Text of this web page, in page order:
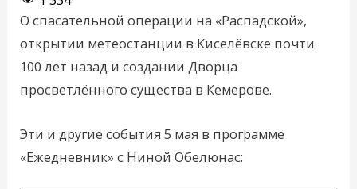
О спасательной операции на «Распадской»,
открытии метеостанции в Киселёвске почти
100 лет назад и создании Дворца
просветлённого существа в Кемерове.
Эти и другие события 5 мая в программе
«Ежедневник» с Ниной Обелюнас: